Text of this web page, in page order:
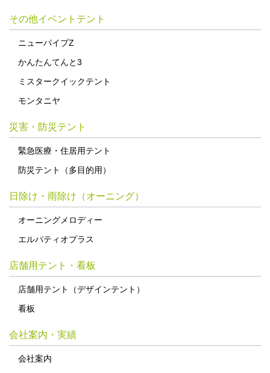
その他イベントテント
ニューパイプZ
かんたんてんと3
ミスタークイックテント
モンタニヤ
災害・防災テント
緊急医療・住居用テント
防災テント（多目的用）
日除け・雨除け（オーニング）
オーニングメロディー
エルパティオプラス
店舗用テント・看板
店舗用テント（デザインテント）
看板
会社案内・実績
会社案内